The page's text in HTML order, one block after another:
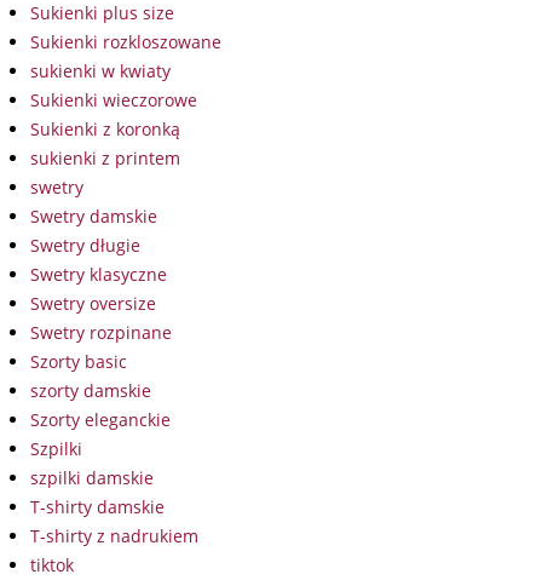
Sukienki plus size
Sukienki rozkloszowane
sukienki w kwiaty
Sukienki wieczorowe
Sukienki z koronką
sukienki z printem
swetry
Swetry damskie
Swetry długie
Swetry klasyczne
Swetry oversize
Swetry rozpinane
Szorty basic
szorty damskie
Szorty eleganckie
Szpilki
szpilki damskie
T-shirty damskie
T-shirty z nadrukiem
tiktok